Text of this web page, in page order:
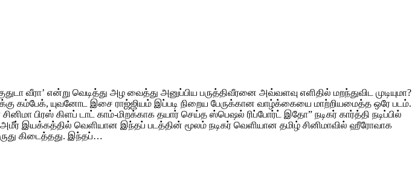
என்று வெடித்து அழ வைத்து அனுப்பிய பருத்திவீரனை அவ்வளவு எளிதில் மறந்துவிட முடியுமா?
கம்பேக், யுவனோட இசை ராஜ்ஜியம் இப்படி நிறைய பேருக்கான வாழ்க்கையை மாற்றியமைத்த ஒரே படம்.
பிரஸ் கிளப் டாட் காம்-மிறக்காக தயார் செய்த ஸ்பெஷல் ரிப்போர்ட் இதோ” நடிகர் கார்த்தி நடிப்பில்
இயக்கத்தில் வெளியான இந்தப் படத்தின் மூலம் நடிகர் வெளியான தமிழ் சினிமாவில் ஹீரோவாக
கிடைத்தது. இந்தப்…